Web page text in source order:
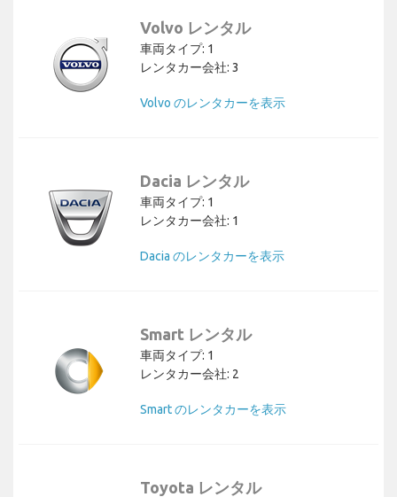
Volvo レンタル
車両タイプ: 1
レンタカー会社: 3
Volvo のレンタカーを表示
Dacia レンタル
車両タイプ: 1
レンタカー会社: 1
Dacia のレンタカーを表示
Smart レンタル
車両タイプ: 1
レンタカー会社: 2
Smart のレンタカーを表示
Toyota レンタル